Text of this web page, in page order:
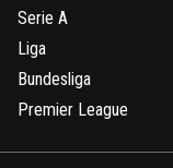
Serie A
Liga
Bundesliga
Premier League